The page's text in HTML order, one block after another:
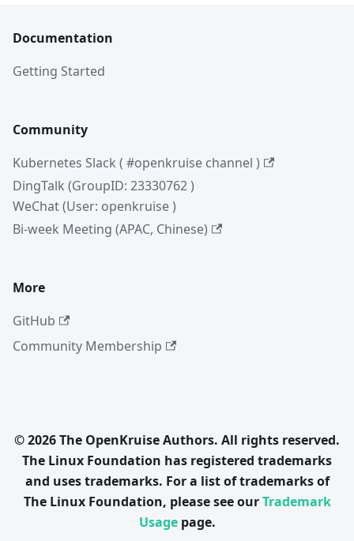
Documentation
Getting Started
Community
Kubernetes Slack ( #openkruise channel )
DingTalk (GroupID: 23330762 )
WeChat (User: openkruise )
Bi-week Meeting (APAC, Chinese)
More
GitHub
Community Membership
© 2026 The OpenKruise Authors. All rights reserved.
The Linux Foundation has registered trademarks
and uses trademarks. For a list of trademarks of
The Linux Foundation, please see ourTrademark
Usagepage.